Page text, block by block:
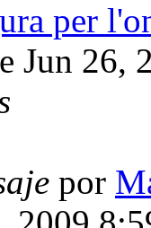
per
Jun 26,
por